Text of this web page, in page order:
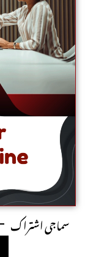
سماجی اشتراک